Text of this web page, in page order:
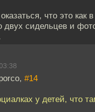
что это как
двух сидельцев и
#14
у детей, что